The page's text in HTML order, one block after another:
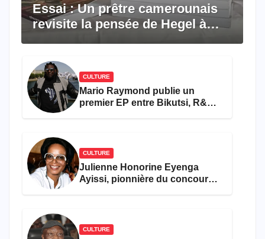
Essai : Un prêtre camerounais
revisite la pensée de Hegel à
CULTURE
Mario Raymond publie un
premier EP entre Bikutsi, R&B
CULTURE
Julienne Honorine Eyenga
Ayissi, pionnière du concours
CULTURE